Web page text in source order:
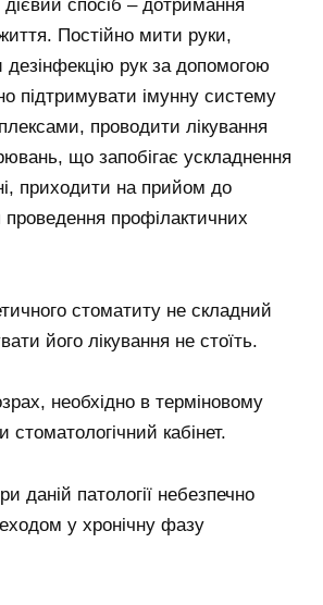
спосіб – дотримання
життя. Постійно мити руки,
дезінфекцію рук за допомогою
підтримувати імунну систему
проводити лікування
що запобігає ускладнення
приходити на прийом до
профілактичних
стоматиту не складний
його лікування не стоїть.
необхідно в терміновому
стоматологічний кабінет.
даній патології небезпечно
у хронічну фазу